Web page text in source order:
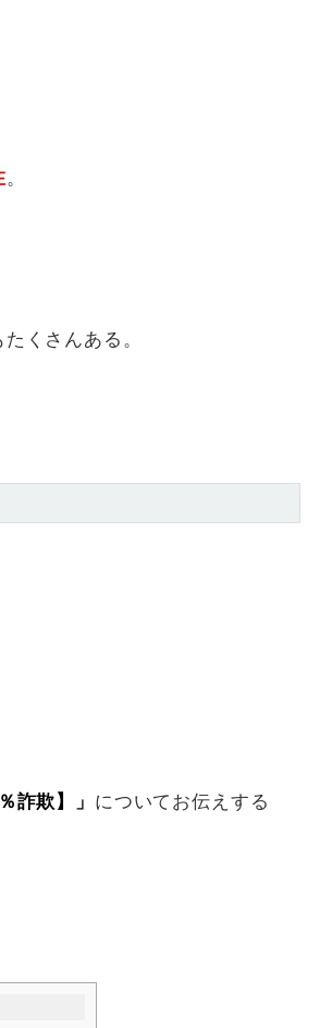
。
くさんある。
詐欺】」 についてお伝えする